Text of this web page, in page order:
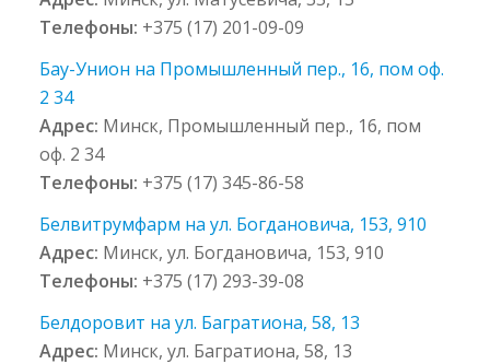
Телефоны: +375 (17) 201-09-09
Бау-Унион на Промышленный пер., 16, пом оф.
2 34
Адрес: Минск, Промышленный пер., 16, пом
оф. 2 34
Телефоны: +375 (17) 345-86-58
Белвитрумфарм на ул. Богдановича, 153, 910
Адрес: Минск, ул. Богдановича, 153, 910
Телефоны: +375 (17) 293-39-08
Белдоровит на ул. Багратиона, 58, 13
Адрес: Минск, ул. Багратиона, 58, 13